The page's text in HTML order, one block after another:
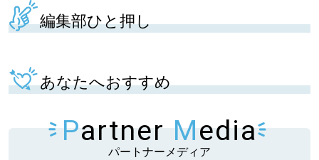
編集部ひと押し
あなたへおすすめ
Partner Media
パートナーメディア